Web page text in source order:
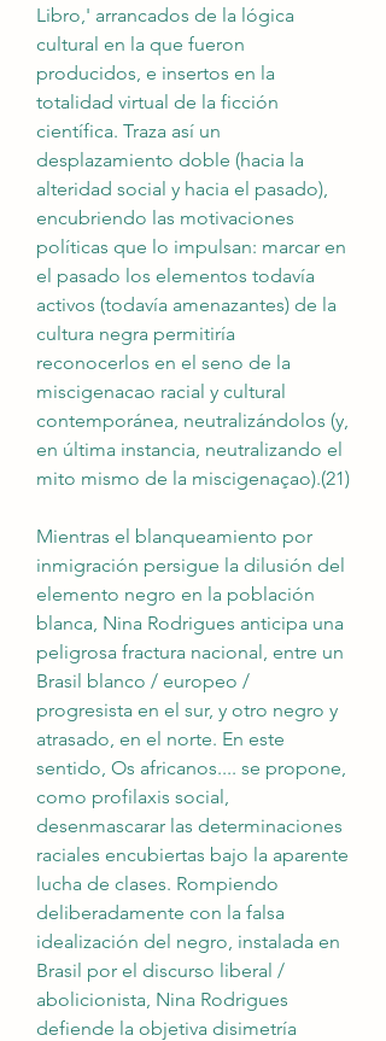
Libro,' arrancados de la lógica
cultural en la que fueron
producidos, e insertos en la
totalidad virtual de la ficción
científica. Traza así un
desplazamiento doble (hacia la
alteridad social y hacia el pasado),
encubriendo las motivaciones
políticas que lo impulsan: marcar en
el pasado los elementos todavía
activos (todavía amenazantes) de la
cultura negra permitiría
reconocerlos en el seno de la
miscigenacao racial y cultural
contemporánea, neutralizándolos (y,
en última instancia, neutralizando el
mito mismo de la miscigenaçao).(21)
Mientras el blanqueamiento por
inmigración persigue la dilusión del
elemento negro en la población
blanca, Nina Rodrigues anticipa una
peligrosa fractura nacional, entre un
Brasil blanco / europeo /
progresista en el sur, y otro negro y
atrasado, en el norte. En este
sentido, Os africanos.... se propone,
como profilaxis social,
desenmascarar las determinaciones
raciales encubiertas bajo la aparente
lucha de clases. Rompiendo
deliberadamente con la falsa
idealización del negro, instalada en
Brasil por el discurso liberal /
abolicionista, Nina Rodrigues
defiende la objetiva disimetría